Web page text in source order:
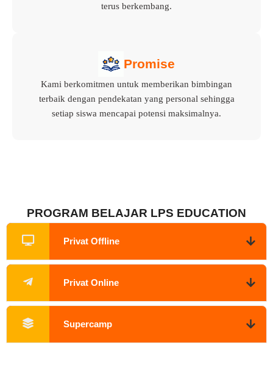
terus berkembang.
Promise
Kami berkomitmen untuk memberikan bimbingan
terbaik dengan pendekatan yang personal sehingga
setiap siswa mencapai potensi maksimalnya.
PROGRAM BELAJAR LPS EDUCATION
Privat Offline
Privat Online
Supercamp